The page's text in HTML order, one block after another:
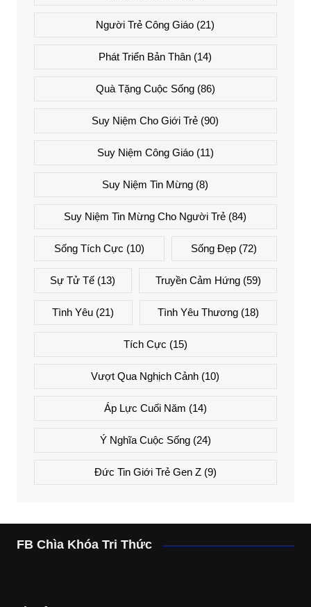
Người Trẻ Công Giáo (21)
Phát Triển Bản Thân (14)
Quà Tặng Cuộc Sống(86)
Suy Niệm Cho Giới Trẻ (90)
Suy Niệm Công Giáo(11)
Suy Niệm Tin Mừng (8)
Suy Niệm Tin Mừng Cho Người Trẻ (84)
Sống Tích Cực (10) Sống Đẹp (72)
Sự Tử Tế (13) Truyền Cảm Hứng(59)
Tình Yêu (21) Tình Yêu Thương(18)
Tích Cực (15)
Vượt Qua Nghịch Cảnh (10)
Áp Lực Cuối Năm (14)
Ý Nghĩa Cuộc Sống(24)
Đức Tin Giới Trẻ Gen Z(9)
FB Chìa Khóa Tri Thức